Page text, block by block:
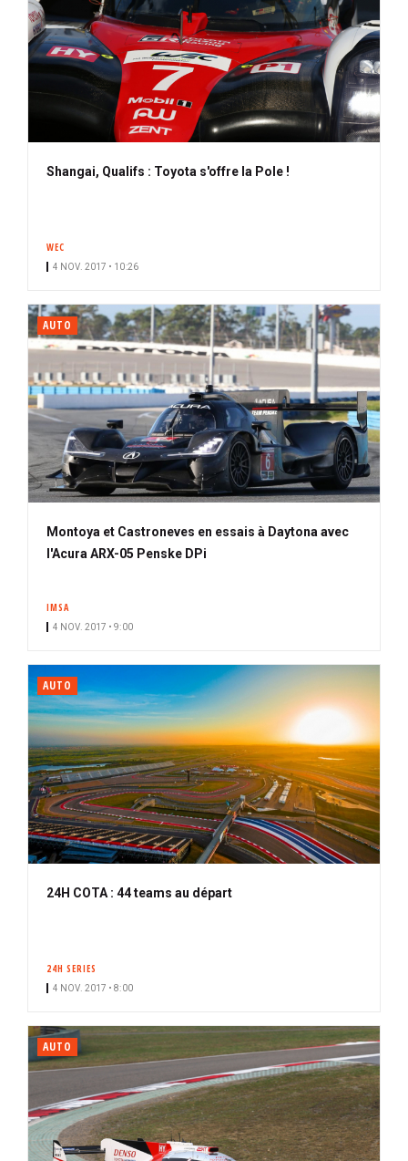
Shangai, Qualifs : Toyota s'offre la Pole !
WEC
4 NOV. 2017 • 10:26
AUTO
Montoya et Castroneves en essais à Daytona avec
l'Acura ARX-05 Penske DPi
IMSA
4 NOV. 2017 • 9:00
AUTO
24H COTA : 44 teams au départ
24H SERIES
4 NOV. 2017 • 8:00
AUTO